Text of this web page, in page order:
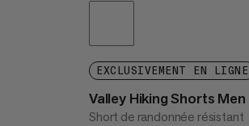
EXCLUSIVEMENT EN LIGNE
Valley Hiking Shorts Men
Short de randonnée résistant